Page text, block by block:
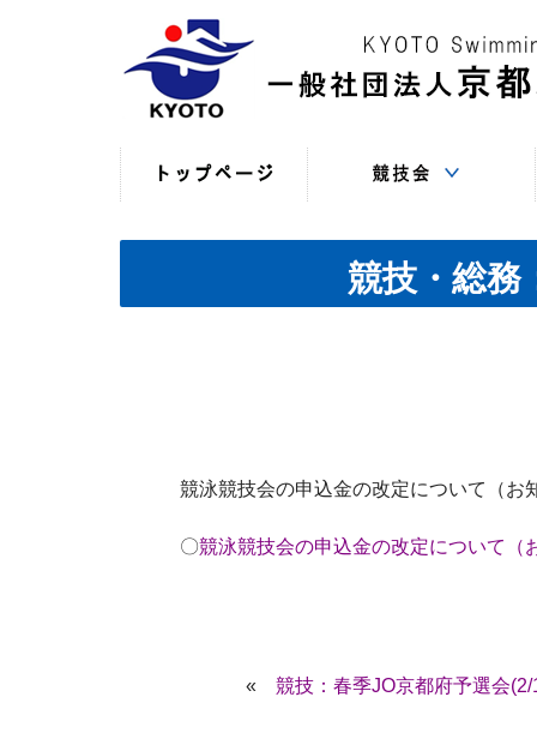
（現年度）
（過年度以前）
（申込・連絡事項等）
競技・総務
競泳競技会の申込金の改定について（お
〇競泳競技会の申込金の改定について（
« 競技：春季JO京都府予選会